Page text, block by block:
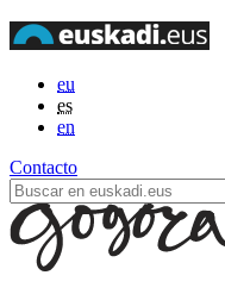
eu
es
en
Contacto